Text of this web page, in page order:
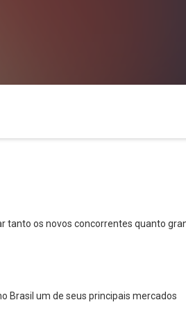
tanto os novos concorrentes quanto
Brasil um de seus principais mercados